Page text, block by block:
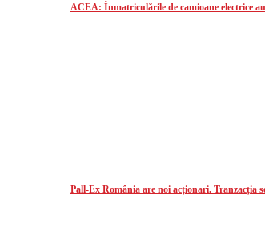
ACEA: Înmatriculările de camioane electrice
Pall-Ex România are noi acționari. Tranzacția